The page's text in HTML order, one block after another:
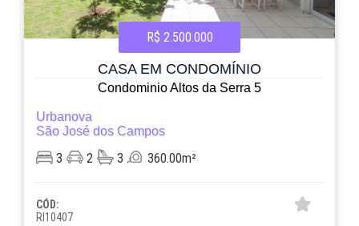
R$ 2.500.000
CASA EM CONDOMÍNIO
Condominio Altos da Serra 5
Urbanova
São José dos Campos
3 2 3 360.00m²
CÓD:
RI10407